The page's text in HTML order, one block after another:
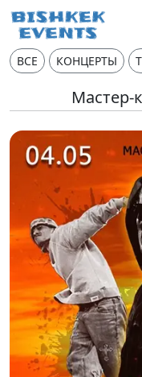
ВСЕ КОНЦЕРТЫ
Мастер-